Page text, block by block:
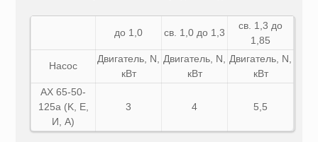
до 1,0 св. 1,0 до 1,3
св. 1,3 до
1,85
Насос
Двигатель, N
кВт
Двигатель, N
кВт
Двигатель, N
кВт
АХ 65-50-
125а (K, E,
И, A)
3 4 5,5